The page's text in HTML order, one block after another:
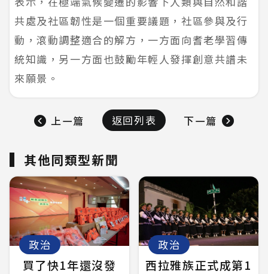
共處及社區韌性是一個重要議題，社區參與及行
動，滾動調整適合的解方，一方面向耆老學習傳
統知識，另一方面也鼓勵年輕人發揮創意共譜未
來願景。
上一篇 返回列表 下一篇
其他同類型新聞
政治
買了快1年還沒發
政治
西拉雅族正式成第1